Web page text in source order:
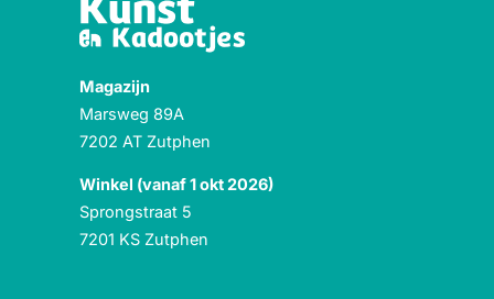
Magazijn
Marsweg 89A
7202 AT Zutphen
Winkel (vanaf 1 okt 2026)
Sprongstraat 5
7201 KS Zutphen